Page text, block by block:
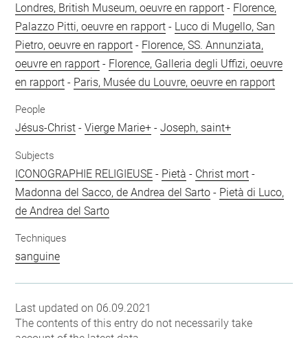
Londres, British Museum, oeuvre en rapport - Florence,
Palazzo Pitti, oeuvre en rapport - Luco di Mugello, San
Pietro, oeuvre en rapport - Florence, SS. Annunziata,
oeuvre en rapport - Florence, Galleria degli Uffizi, oeuvre
en rapport - Paris, Musée du Louvre, oeuvre en rapport
People
Jésus-Christ -Vierge Marie+ -Joseph, saint+
Subjects
ICONOGRAPHIE RELIGIEUSE - Pietà - Christ mort -
Madonna del Sacco, de Andrea del Sarto - Pietà di Luco,
de Andrea del Sarto
Techniques
sanguine
Last updated on 06.09.2021
The contents of this entry do not necessarily take